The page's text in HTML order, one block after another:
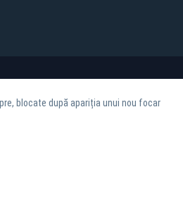
blocate după apariția unui nou focar